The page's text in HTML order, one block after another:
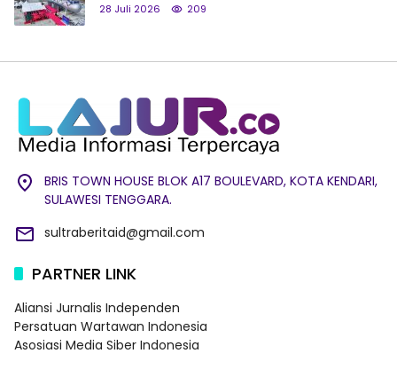
28 Juli 2026 209
BRIS TOWN HOUSE BLOK A17 BOULEVARD, KOTA KENDARI,
SULAWESI TENGGARA.
sultraberitaid@gmail.com
PARTNER LINK
Aliansi Jurnalis Independen
Persatuan Wartawan Indonesia
Asosiasi Media Siber Indonesia